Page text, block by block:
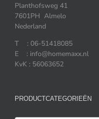
Planthofsweg 41
7601PH Almelo
Nederland
T : 06-51418085
E : info@homemaxx.nl
KvK : 56063652
PRODUCTCATEGORIEËN